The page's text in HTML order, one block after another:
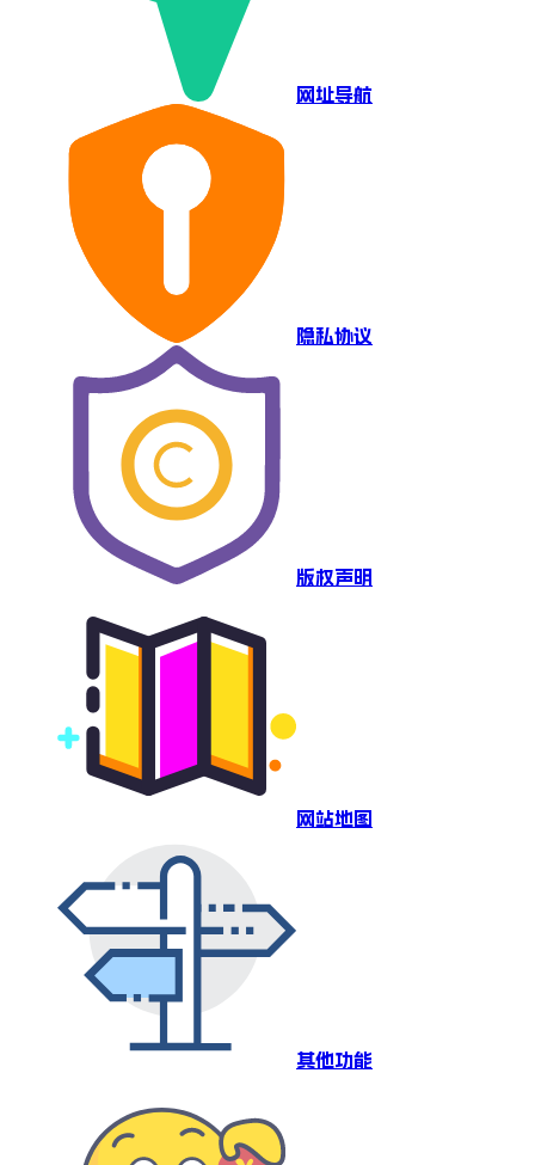
网址导航
隐私协议
版权声明
网站地图
其他功能